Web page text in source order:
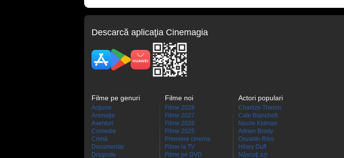
Descarcă aplicaţia Cinemagia
Filme pe genuri
Acţiune
Animaţie
Aventuri
Comedie
Crimă
Documentar
Dragoste
Filme noi
Filme 2028
Filme 2027
Filme 2026
Filme 2025
Premiere cinema
Filme la TV
Filme pe DVD
Actori populari
Charlize Theron
Cate Blanchett
Nicole Kidman
Adrien Brody
Osvaldo Ríos
Hilary Duff
Născuţi azi